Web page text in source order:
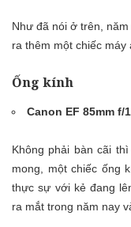
Như đã nói ở trên,
ra thêm một chiếc máy
Ống kính
Canon EF 85mm f/
Không phải bàn cãi
mong, một chiếc ống
thực sự với kẻ đang
ra mắt trong năm nay